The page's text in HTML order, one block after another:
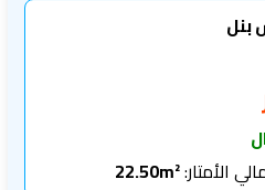
بنل
الأمتار:22.50m²